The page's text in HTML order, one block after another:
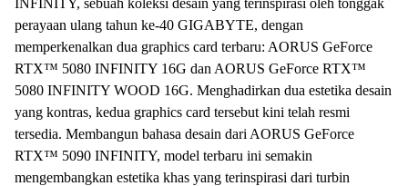
perayaan ulang tahun ke-40 GIGABYTE, dengan
memperkenalkan dua graphics card terbaru: AORUS GeForce
RTX™ 5080 INFINITY 16G dan AORUS GeForce RTX™
5080 INFINITY WOOD 16G. Menghadirkan dua estetika desain
yang kontras, kedua graphics card tersebut kini telah resmi
tersedia. Membangun bahasa desain dari AORUS GeForce
RTX™ 5090 INFINITY, model terbaru ini semakin
mengembangkan estetika khas yang terinspirasi dari turbin